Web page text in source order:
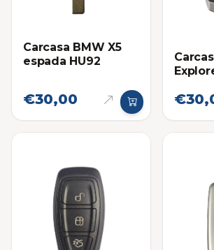
Carcasa BMW X5
espada HU92
€30,00
2015